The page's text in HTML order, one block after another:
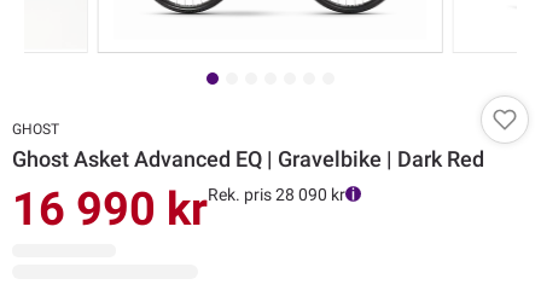
GHOST
Ghost Asket Advanced EQ | Gravelbike | Dark Red
16 990 krRek. pris 28 090 kr